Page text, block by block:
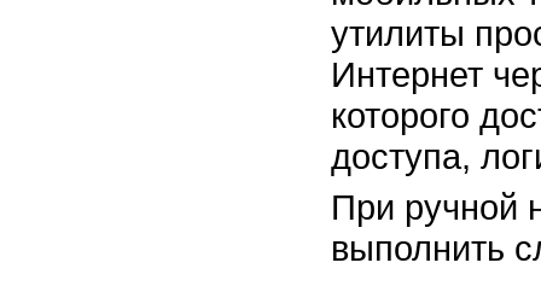
утилиты
Интернет
которого
доступа,
При ручной
выполнить